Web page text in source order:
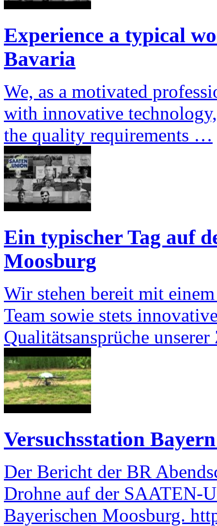
Experience a typical
Bavaria
We, as a motivated
with innovative
the quality requirements …
Ein typischer Tag auf
Moosburg
Wir stehen bereit mit
Team sowie stets
Qualitätsansprüche
Versuchsstation
Der Bericht der BR
Drohne auf der SAATEN-
Bayerischen Moosburg.